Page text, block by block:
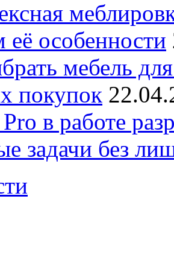
её особенности
мебель
покупок
в работе
задачи без